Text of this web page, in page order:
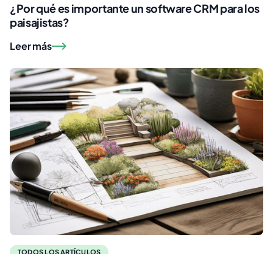
¿Por qué es importante un software CRM para los
paisajistas?
Leer más
TODOS LOS ARTÍCULOS